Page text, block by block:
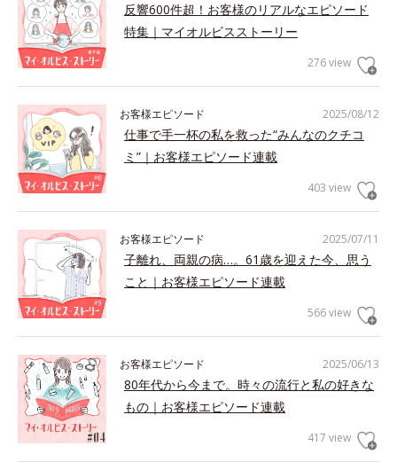
反響600件超！お客様のリアルなエピソード
特集｜マイオルビスストーリー
276 view
2025/08/12
お客様エピソード
仕事で手一杯の私を救った“みんなのクチコ
ミ”｜お客様エピソード連載
403 view
2025/07/11
お客様エピソード
子離れ、両親の病…。61歳を迎えた今、思う
こと｜お客様エピソード連載
566 view
2025/06/13
お客様エピソード
80年代から今まで。時々の流行と私の好きな
もの｜お客様エピソード連載
417 view